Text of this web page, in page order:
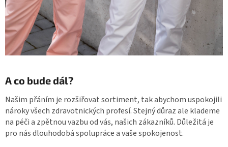
A co bude dál?
Našim přáním je rozšiřovat sortiment, tak abychom uspokojili
nároky všech zdravotnických profesí. Stejný důraz ale klademe
na péči a zpětnou vazbu od vás, našich zákazníků. Důležitá je
pro nás dlouhodobá spolupráce a vaše spokojenost.